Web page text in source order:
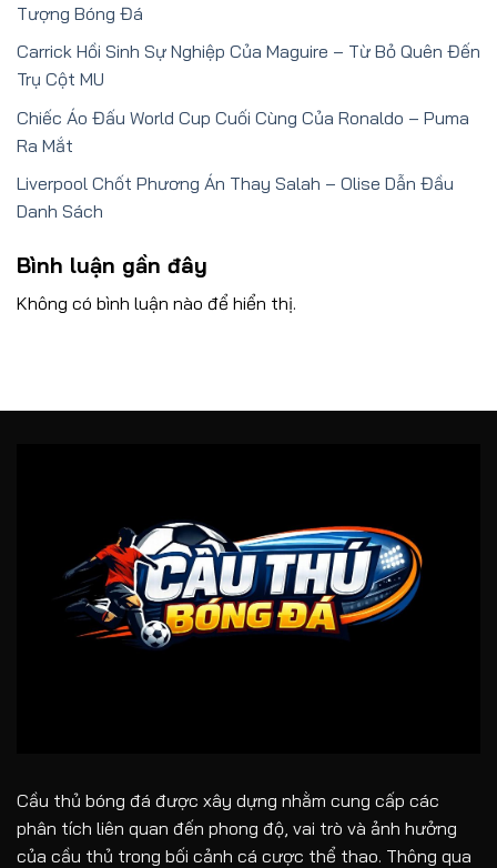
Tượng Bóng Đá
Carrick Hồi Sinh Sự Nghiệp Của Maguire – Từ Bỏ Quên Đến
Trụ Cột MU
Chiếc Áo Đấu World Cup Cuối Cùng Của Ronaldo – Puma
Ra Mắt
Liverpool Chốt Phương Án Thay Salah – Olise Dẫn Đầu
Danh Sách
Bình luận gần đây
Không có bình luận nào để hiển thị.
Cầu thủ bóng đá được xây dựng nhằm cung cấp các
phân tích liên quan đến phong độ, vai trò và ảnh hưởng
của cầu thủ trong bối cảnh cá cược thể thao. Thông qua